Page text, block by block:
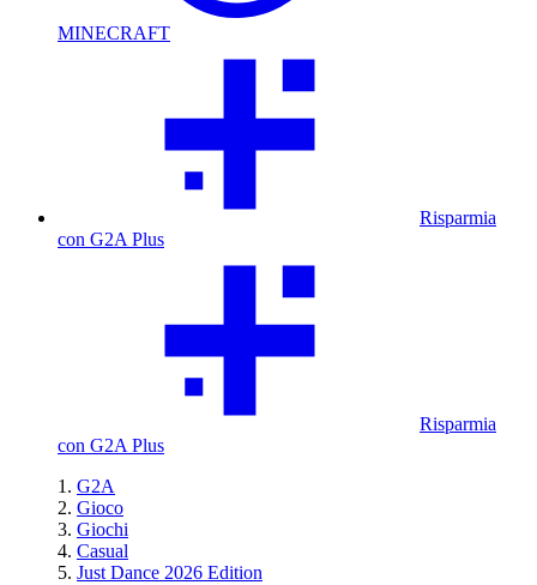
MINECRAFT
Risparmia
con G2A Plus
Risparmia
con G2A Plus
G2A
Gioco
Giochi
Casual
Just Dance 2026 Edition